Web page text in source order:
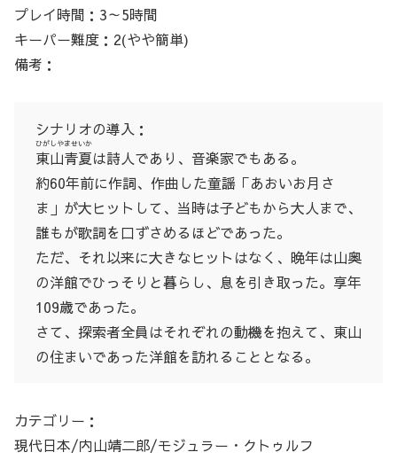
プレイ時間：3～5時間
キーパー難度：2(やや簡単)
備考：
シナリオの導入：
東山青夏
ひがしやませいか
は詩人であり、音楽家でもある。
約60年前に作詞、作曲した童謡「あおいお月さ
ま」が大ヒットして、当時は子どもから大人まで、
誰もが歌詞を口ずさめるほどであった。
ただ、それ以来に大きなヒットはなく、晩年は山奥
の洋館でひっそりと暮らし、息を引き取った。享年
109歳であった。
さて、探索者全員はそれぞれの動機を抱えて、東山
の住まいであった洋館を訪れることとなる。
カテゴリー：
現代日本/内山靖二郎/モジュラー・クトゥルフ